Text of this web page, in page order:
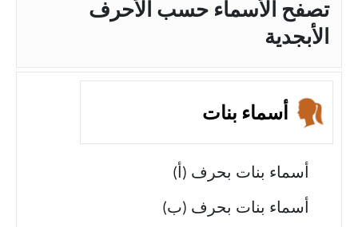
تصفح الأسماء حسب الأحرف
الأبجدية
أسماء بنات
أسماء بنات بحرف (أ)
أسماء بنات بحرف (ب)